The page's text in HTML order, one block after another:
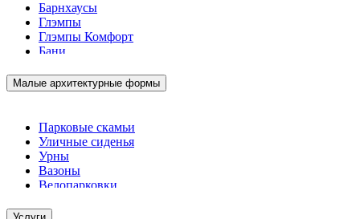
Барнхаусы
Глэмпы
Глэмпы Комфорт
Бани
Малые архитектурные формы
Парковые скамьи
Уличные сиденья
Урны
Вазоны
Велопарковки